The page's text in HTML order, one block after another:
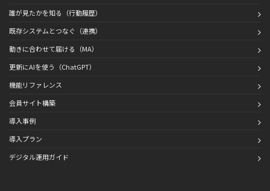
誰が見たかを知る（行動履歴）
既存システムとつなぐ（連携）
動きに合わせて届ける（MA）
更新にAIを使う（ChatGPT）
機能リファレンス
会員サイト構築
導入事例
導入プラン
デジタル運用ガイド